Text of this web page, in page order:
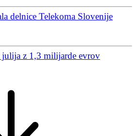
delnice Telekoma Slovenije
z 1,3 milijarde evrov